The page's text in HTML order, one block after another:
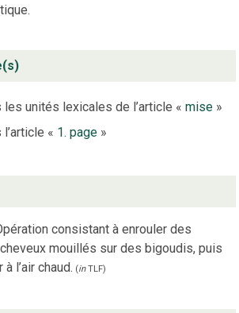
les unités lexicales de l’article «mise »
l’article « 1. page »
consistant à enrouler des
mouillés sur des bigoudis, puis
l’air chaud. (inTLF)